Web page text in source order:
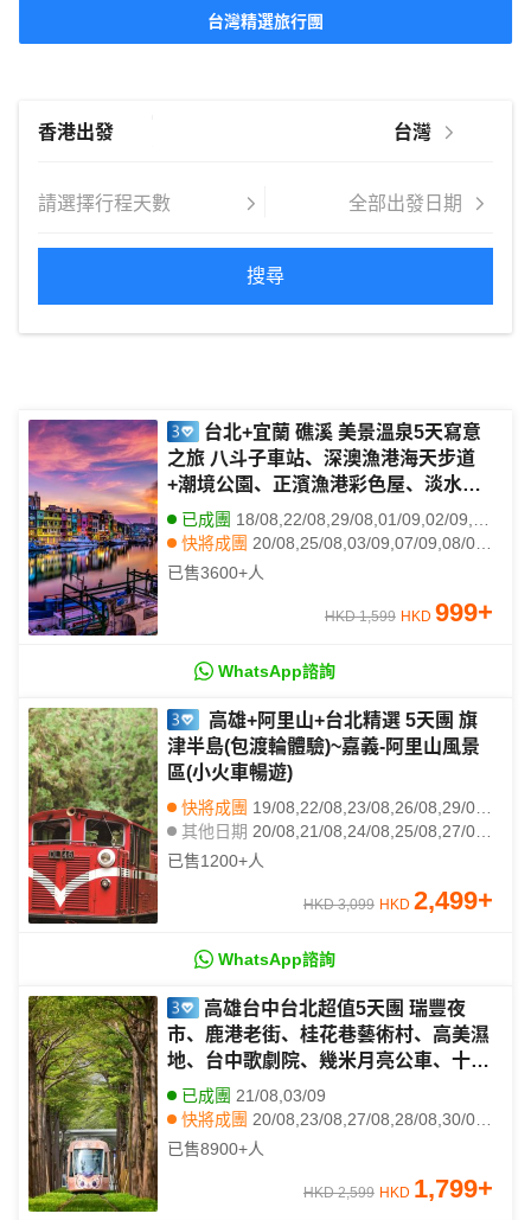
台灣精選旅行團
搜尋
台北+宜蘭 礁溪 美景溫泉5天寫意
之旅 八斗子車站、深澳漁港海天步道
+潮境公園、正濱漁港彩色屋、淡水漁
人碼頭、幾米廣場、全日自由活動【免
費代辦台灣簽證(網證)*】
已成團 18/08,22/08,29/08,01/09,02/09,05/09,09/09,12/09,16/09,17/09,22/09,24/09,06/10,08/10,13/10,15/10,20/10,14/11
快將成團 20/08,25/08,03/09,07/09,08/09,10/09,15/09,19/09,20/09,23/09,26/09,27/09,29/09,30/09,04/10,07/10,10/10,14/10,17/10,18/10
其他日期 21/08,23/08,24/08,28/08,30/08,31/08,04/09,06/09,11/09,13/09,14/09,18/09,21/09,25/09,28/09,01/10,02/10,03/10,05/10,09/10
已售3600+人
HKD 1,599 HKD 999+
WhatsApp諮詢
高雄+阿里山+台北精選 5天團 旗
津半島(包渡輪體驗)~嘉義-阿里山風景
區(小火車暢遊)
快將成團 19/08,22/08,23/08,26/08,29/08,30/08,01/09,03/09,08/09,10/09,15/09,17/09,22/09,24/09,27/09,20/10,20/12,21/12,23/12,24/12
其他日期 20/08,21/08,24/08,25/08,27/08,28/08,31/08,02/09,04/09,05/09,06/09,07/09,09/09,11/09,12/09,13/09,14/09,16/09,18/09,19/09
已售1200+人
HKD 3,099 HKD 2,499+
WhatsApp諮詢
高雄台中台北超值5天團 瑞豐夜
市、鹿港老街、桂花巷藝術村、高美濕
地、台中歌劇院、幾米月亮公車、十分
瀑布、十分老街放天燈
已成團 21/08,03/09
快將成團 20/08,23/08,27/08,28/08,30/08,04/09,05/09,06/09,08/09,10/09,11/09,13/09,17/09,18/09,20/09,22/09,23/09,24/09,25/09,26/09
其他日期 22/08,24/08,25/08,26/08,29/08,31/08,01/09,02/09,07/09,09/09,12/09,14/09,15/09,16/09,19/09,21/09,29/09,30/09,03/10,04/10
已售8900+人
HKD 2,599 HKD 1,799+